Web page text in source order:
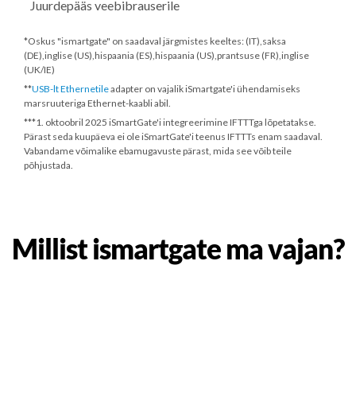
Juurdepääs veebibrauserile
*Oskus "ismartgate" on saadaval järgmistes keeltes: (IT),saksa
(DE),inglise (US),hispaania (ES),hispaania (US),prantsuse (FR),inglise
(UK/IE)
**USB-lt Ethernetileadapter on vajalik iSmartgate'i ühendamiseks
marsruuteriga Ethernet-kaabli abil.
***1. oktoobril 2025 iSmartGate'i integreerimine IFTTTga lõpetatakse.
Pärast seda kuupäeva ei ole iSmartGate'i teenus IFTTTs enam saadaval.
Vabandame võimalike ebamugavuste pärast, mida see võib teile
põhjustada.
Millist ismartgate ma vajan?